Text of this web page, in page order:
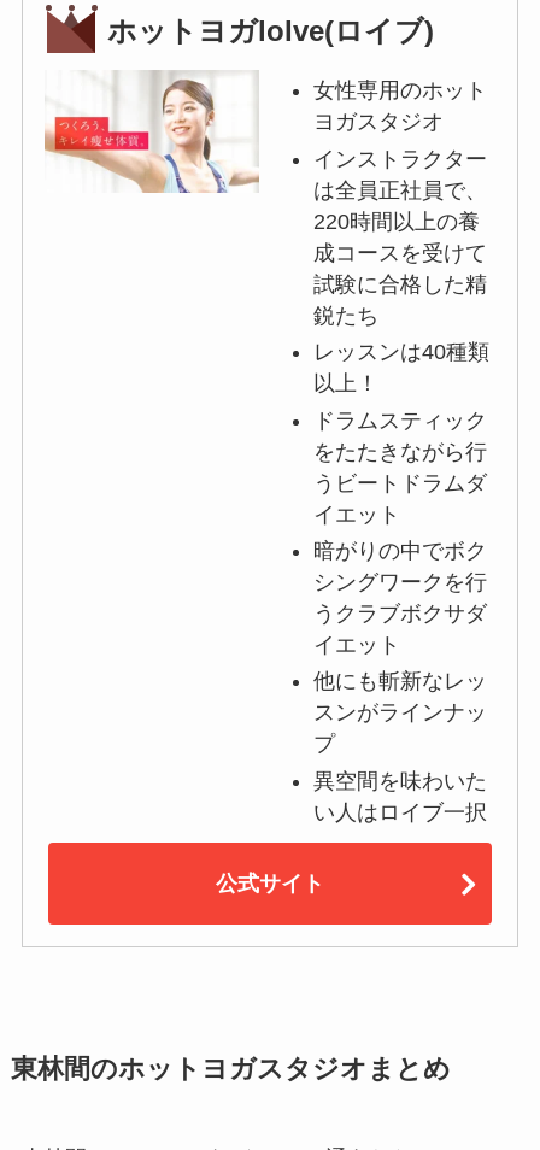
ホットヨガloIve(ロイブ)
女性専用のホット
ヨガスタジオ
インストラクター
は全員正社員で、
220時間以上の養
成コースを受けて
試験に合格した精
鋭たち
レッスンは40種類
以上！
ドラムスティック
をたたきながら行
うビートドラムダ
イエット
暗がりの中でボク
シングワークを行
うクラブボクサダ
イエット
他にも斬新なレッ
スンがラインナッ
プ
異空間を味わいた
い人はロイブ一択
公式サイト
東林間のホットヨガスタジオまとめ